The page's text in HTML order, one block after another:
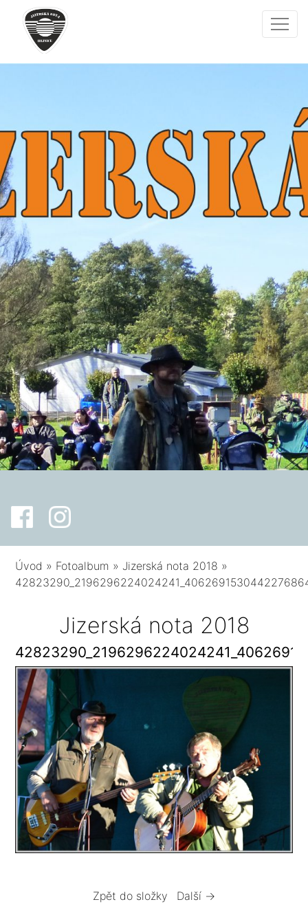
Úvod » Fotoalbum » Jizerská nota 2018 »
Jizerská nota 2018
Zpět do složky Další →